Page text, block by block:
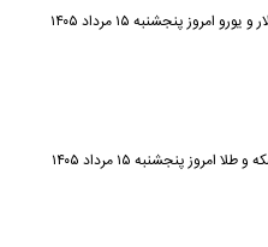
امروز پنجشنبه ۱۵ مرداد ۱۴۰۵
مرداد ۱۴۰۵